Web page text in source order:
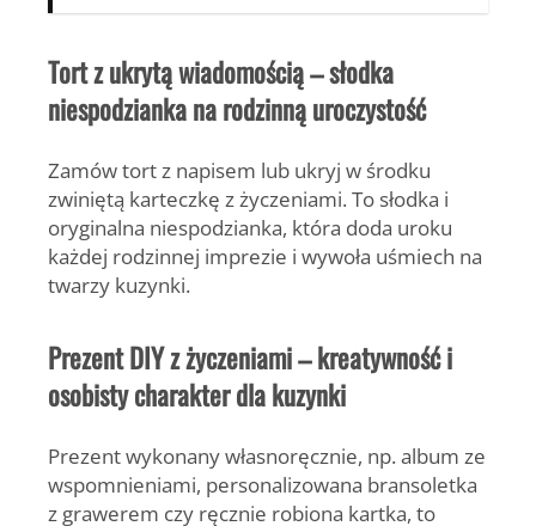
Tort z ukrytą wiadomością – słodka
niespodzianka na rodzinną uroczystość
Zamów tort z napisem lub ukryj w środku
zwiniętą karteczkę z życzeniami. To słodka i
oryginalna niespodzianka, która doda uroku
każdej rodzinnej imprezie i wywoła uśmiech na
twarzy kuzynki.
Prezent DIY z życzeniami – kreatywność i
osobisty charakter dla kuzynki
Prezent wykonany własnoręcznie, np. album ze
wspomnieniami, personalizowana bransoletka
z grawerem czy ręcznie robiona kartka, to